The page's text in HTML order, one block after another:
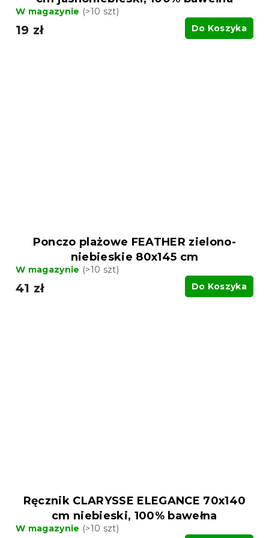
W magazynie (>10 szt)
19 zł Do Koszyka
Ponczo plażowe FEATHER zielono-
niebieskie 80x145 cm
W magazynie (>10 szt)
41 zł Do Koszyka
Ręcznik CLARYSSE ELEGANCE 70x140
cm niebieski, 100% bawełna
W magazynie (>10 szt)